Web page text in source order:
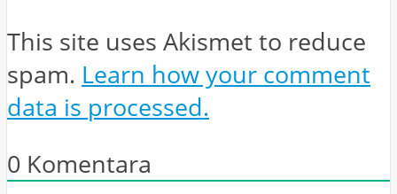
This site uses Akismet to reduce
spam. Learn how your comment
data is processed.
0 Komentara